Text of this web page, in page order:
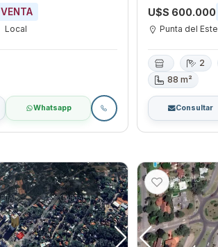
VENTA
Local
Whatsapp
U$S 600.000
Punta del Este
2
88 m²
Consultar